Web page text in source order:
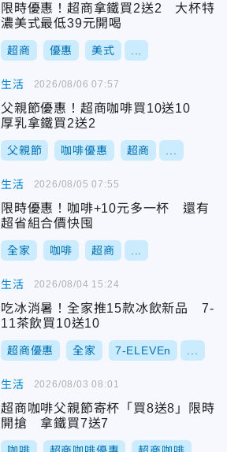
限時優惠！超商拿鐵買2送2 大杯特
濃美式最低39元開喝
超商 優惠 美式
生活
父親節優惠！超商咖啡買10送10
厚乳拿鐵買2送2
父親節 咖啡優惠 超商
2026/08/06 07:57
生活
限時優惠！咖啡+10元多一杯 還有
超省組合價快囤
全家 咖啡 超商
2026/08/05 07:55
生活
吃冰消暑！全家推15款冰飲新品 7-
11茶飲買10送10
超商優惠 全家 7-ELEVEn
2026/08/04 15:24
生活
超商咖啡父親節寄杯「買8送8」限時
開搶 拿鐵買7送7
2026/08/03 08:01